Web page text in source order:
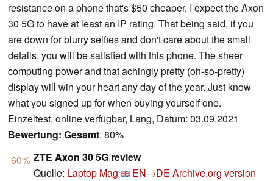
resistance on a phone that's $50 cheaper, I expect the Axon
30 5G to have at least an IP rating. That being said, if you
are down for blurry selfies and don't care about the small
details, you will be satisfied with this phone. The sheer
computing power and that achingly pretty (oh-so-pretty)
display will win your heart any day of the year. Just know
what you signed up for when buying yourself one.
Einzeltest, online verfügbar, Lang, Datum: 03.09.2021
Bewertung: Gesamt: 80%
60% ZTE Axon 30 5G review
Quelle: Laptop Mag EN→DE Archive.org version